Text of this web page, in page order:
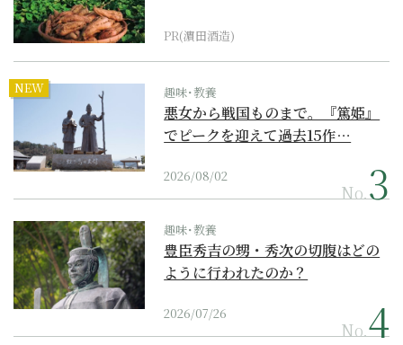
PR(濵田酒造)
NEW 趣味･教養
悪女から戦国ものまで。『篤姫』
でピークを迎えて過去15作…
2026/08/02
No.
趣味･教養
豊臣秀吉の甥・秀次の切腹はどの
ように行われたのか？
2026/07/26
No.